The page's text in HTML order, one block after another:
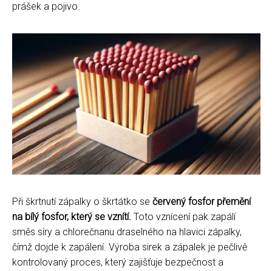
prášek a pojivo.
Při škrtnutí zápalky o škrtátko se červený fosfor přemění
na bílý fosfor, který se vznítí. Toto vznícení pak zapálí
směs síry a chlorečnanu draselného na hlavici zápalky,
čímž dojde k zapálení. Výroba sirek a zápalek je pečlivě
kontrolovaný proces, který zajišťuje bezpečnost a